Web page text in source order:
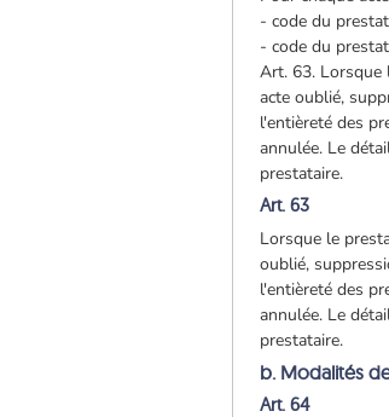
- code du
- code du
Art. 63. Lorsque
acte oublié,
l'entièreté des
annulée. Le
prestataire.
Art. 63
Lorsque le
oublié,
l'entièreté des
annulée. Le
prestataire.
b. Modalités
Art. 64